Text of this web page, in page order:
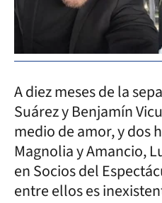
A diez meses de la
Suárez y Benjamín
medio de amor, y dos
Magnolia y Amancio,
en Socios del
entre ellos es